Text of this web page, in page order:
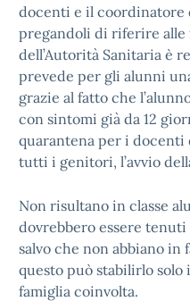
docenti e il coordinatore
pregandoli di riferire alle
dell’Autorità Sanitaria è
prevede per gli alunni
grazie al fatto che
con sintomi già da 12
quarantena per i docenti
tutti i genitori, l’avvio
Non risultano in classe
dovrebbero essere
salvo che non abbiano in
questo può stabilirlo
famiglia coinvolta.